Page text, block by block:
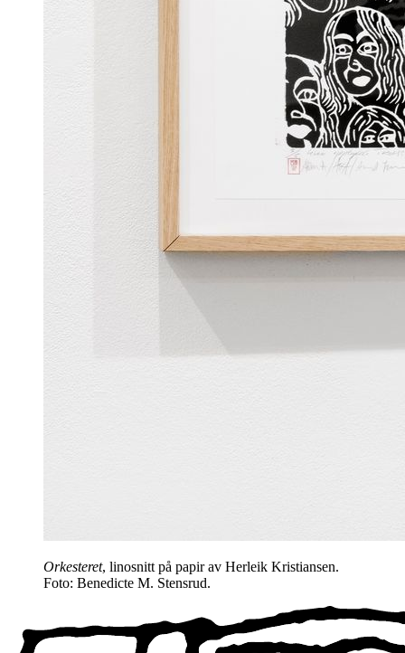
Orkesteret, linosnitt på papir av Herleik Kristiansen.
Foto: Benedicte M. Stensrud.